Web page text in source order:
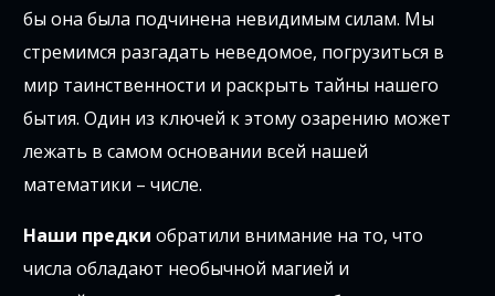
бы она была подчинена невидимым силам. Мы
стремимся разгадать неведомое, погрузиться в
мир таинственности и раскрыть тайны нашего
бытия. Один из ключей к этому озарению может
лежать в самом основании всей нашей
математики – числе.
Наши предки обратили внимание на то, что
числа обладают необычной магией и